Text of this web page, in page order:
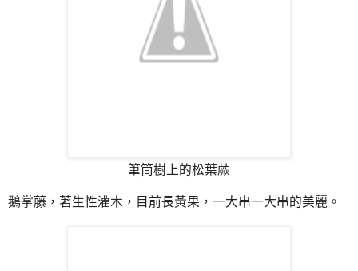
筆筒樹上的松葉蕨
鵝掌藤，著生性灌木，目前長黃果，一大串一大串的美麗。